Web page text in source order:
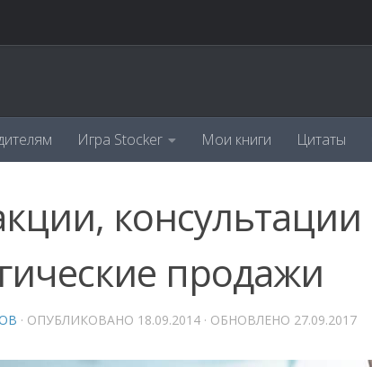
Игра Stocker Мои книги Цитаты
консультации
продажи
· ОПУБЛИКОВАНО 18.09.2014 · ОБНОВЛЕНО 27.09.2017